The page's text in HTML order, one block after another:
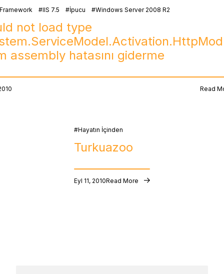
IIS 7.5 İpucu Windows Server 2008 R2
not load type
assembly hatasını giderme
Read
Hayatın İçinden
Turkuazoo
Eyl 11, 2010Read More